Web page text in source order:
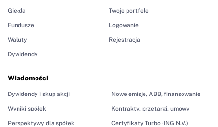
Giełda
Fundusze
Waluty
Dywidendy
Wiadomości
Dywidendy i skup akcji
Wyniki spółek
Perspektywy dla spółek
Nowe emisje, ABB, finansowanie
Kontrakty, przetargi, umowy
Certyfikaty Turbo (ING N.V.)
Twoje portfele
Logowanie
Rejestracja